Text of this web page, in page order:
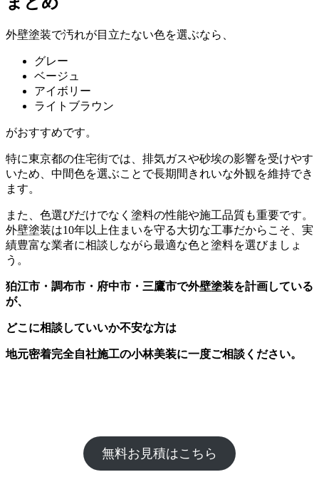
外壁塗装で汚れが目立たない色を選ぶなら、
グレー
ベージュ
アイボリー
ライトブラウン
がおすすめです。
特に東京都の住宅街では、排気ガスや砂埃の影響を受けやす
いため、中間色を選ぶことで長期間きれいな外観を維持でき
ます。
また、色選びだけでなく塗料の性能や施工品質も重要です。
外壁塗装は10年以上住まいを守る大切な工事だからこそ、実
績豊富な業者に相談しながら最適な色と塗料を選びましょ
う。
狛江市・調布市・府中市・三鷹市で外壁塗装を計画している
が、
どこに相談していいか不安な方は
地元密着完全自社施工の小林美装に一度ご相談ください。
無料お見積はこちら